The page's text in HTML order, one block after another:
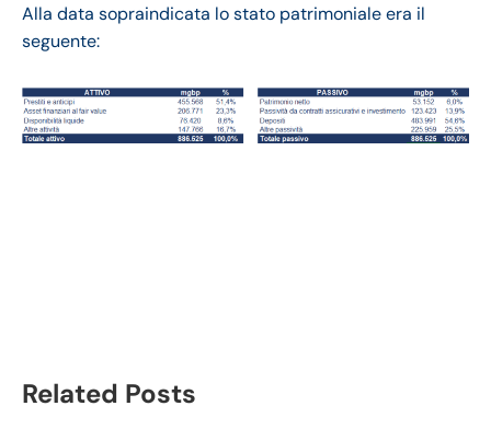
Alla data sopraindicata lo stato patrimoniale era il
seguente:
Related Posts